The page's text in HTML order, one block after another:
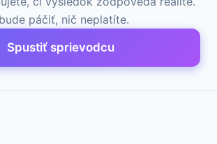
páčiť, nič neplatíte.
Spustiť sprievodcu